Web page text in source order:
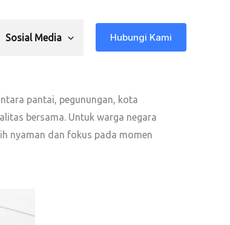
Sosial Media Hubungi Kami
pantai, pegunungan, kota
bersama. Untuk warga negara
nyaman dan fokus pada momen